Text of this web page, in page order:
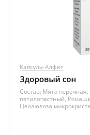
Капсулы Алфит
Здоровый сон
Состав: Мята
пятилопастный,
Целлюлоза